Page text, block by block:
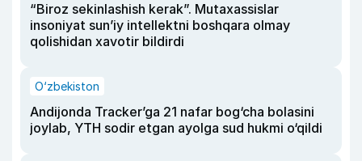
“Biroz sekinlashish kerak”. Mutaxassislar
insoniyat sun’iy intellektni boshqara olmay
qolishidan xavotir bildirdi
O‘zbekiston
Andijonda Tracker’ga 21 nafar bog‘cha bolasini
joylab, YTH sodir etgan ayolga sud hukmi o‘qildi